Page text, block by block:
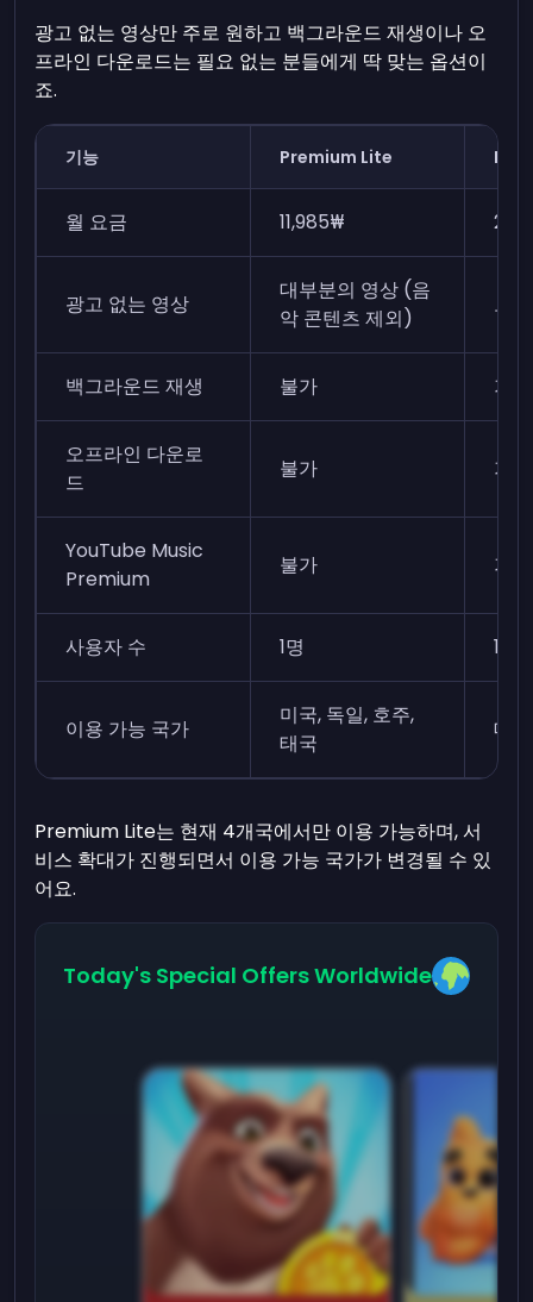
광고 없는 영상만 주로 원하고 백그라운드 재생이나 오
프라인 다운로드는 필요 없는 분들에게 딱 맞는 옵션이
죠.
기능 Premium Lite
월 요금 11,985₩
광고 없는 영상
대부분의 영상 (음
악 콘텐츠 제외)
모
백그라운드 재생 불가 가능
오프라인 다운로
드
불가 가능
YouTube Music
Premium
불가 가능
사용자 수 1명 1명
이용 가능 국가
미국, 독일, 호주,
태국
대
Premium Lite는 현재 4개국에서만 이용 가능하며, 서
비스 확대가 진행되면서 이용 가능 국가가 변경될 수 있
어요.
Today's Special Offers Worldwide